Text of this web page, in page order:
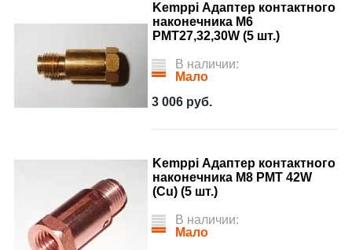
Kemppi Адаптер контактного
наконечника M6
PMT27,32,30W (5 шт.)
В наличии:
Мало
3 006 руб.
Kemppi Адаптер контактного
наконечника M8 PMT 42W
(Cu) (5 шт.)
В наличии:
Мало